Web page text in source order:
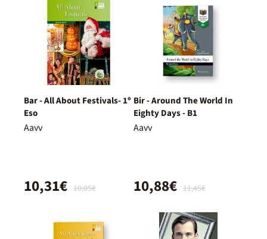
Bar - All About Festivals- 1º
Eso
Aavv
10,85€
10,31€
Bir - Around The World In
Eighty Days - B1
Aavv
11,45€
10,88€